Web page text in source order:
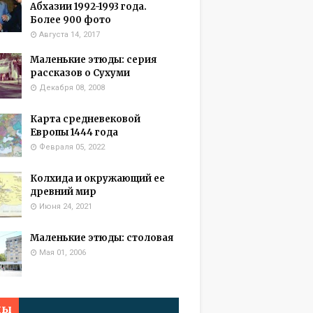
Абхазии 1992-1993 года.
Более 900 фото
Августа 14, 2017
Маленькие этюды: серия
рассказов о Сухуми
Декабря 08, 2008
Карта средневековой
Европы 1444 года
Февраля 05, 2022
Колхида и окружающий ее
древний мир
Июня 24, 2021
Маленькие этюды: столовая
Мая 01, 2006